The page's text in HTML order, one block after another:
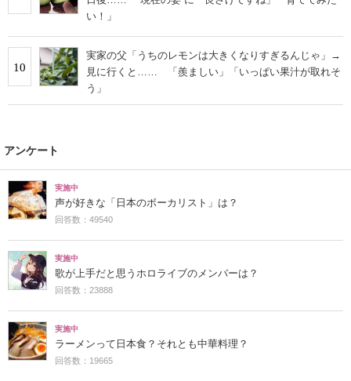
い！」
10
実家の父「うちのレモンは大きくなりすぎるんじゃ」→
見に行くと…… 「羨ましい」「いっぱい果汁が取れそ
う」
アンケート
実施中
声が好きな「日本のボーカリスト」は？
回答数：49540
実施中
歌が上手だと思うホロライブのメンバーは？
回答数：23888
実施中
ラーメンって日本食？それとも中華料理？
回答数：19665